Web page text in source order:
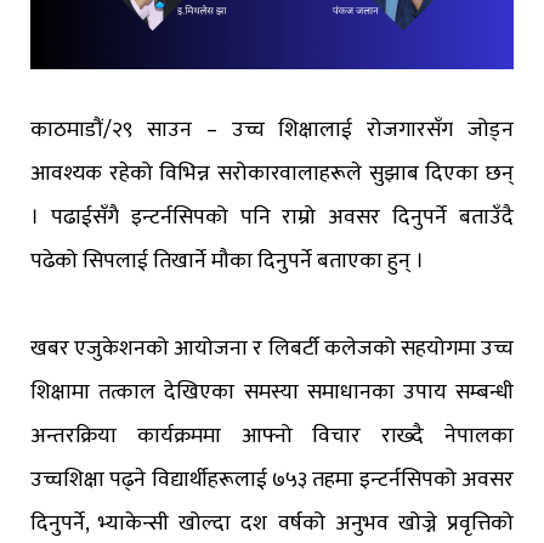
काठमाडौं/२९ साउन – उच्च शिक्षालाई रोजगारसँग जोड्न
आवश्यक रहेको विभिन्न सरोकारवालाहरूले सुझाब दिएका छन्
। पढाईसँगै इन्टर्नसिपको पनि राम्रो अवसर दिनुपर्ने बताउँदै
पढेको सिपलाई तिखार्ने मौका दिनुपर्ने बताएका हुन् ।
खबर एजुकेशनको आयोजना र लिबर्टी कलेजको सहयोगमा उच्च
शिक्षामा तत्काल देखिएका समस्या समाधानका उपाय सम्बन्धी
अन्तरक्रिया कार्यक्रममा आफ्नो विचार राख्दै नेपालका
उच्चशिक्षा पढ्ने विद्यार्थीहरूलाई ७५३ तहमा इन्टर्नसिपको अवसर
दिनुपर्ने, भ्याकेन्सी खोल्दा दश वर्षको अनुभव खोज्ने प्रवृत्तिको